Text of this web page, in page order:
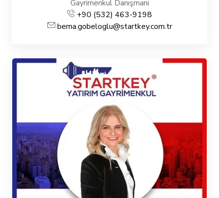
Gayrimenkul Danışmanı
+90 (532) 463-9198
berna.gobeloglu@startkey.com.tr